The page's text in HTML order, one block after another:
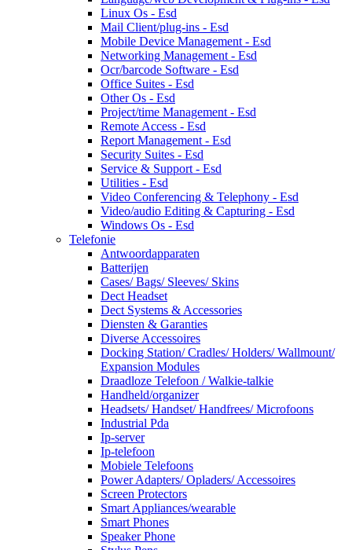
Linux Os - Esd
Mail Client/plug-ins - Esd
Mobile Device Management - Esd
Networking Management - Esd
Ocr/barcode Software - Esd
Office Suites - Esd
Other Os - Esd
Project/time Management - Esd
Remote Access - Esd
Report Management - Esd
Security Suites - Esd
Service & Support - Esd
Utilities - Esd
Video Conferencing & Telephony - Esd
Video/audio Editing & Capturing - Esd
Windows Os - Esd
Telefonie
Antwoordapparaten
Batterijen
Cases/ Bags/ Sleeves/ Skins
Dect Headset
Dect Systems & Accessories
Diensten & Garanties
Diverse Accessoires
Docking Station/ Cradles/ Holders/ Wallmount/
Expansion Modules
Draadloze Telefoon / Walkie-talkie
Handheld/organizer
Headsets/ Handset/ Handfrees/ Microfoons
Industrial Pda
Ip-server
Ip-telefoon
Mobiele Telefoons
Power Adapters/ Opladers/ Accessoires
Screen Protectors
Smart Appliances/wearable
Smart Phones
Speaker Phone